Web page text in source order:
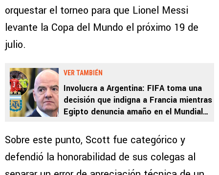
orquestar el torneo para que Lionel Messi
levante la Copa del Mundo el próximo 19 de
julio.
VER TAMBIÉN
Involucra a Argentina: FIFA toma una
decisión que indigna a Francia mientras
Egipto denuncia amaño en el Mundial
Sobre este punto, Scott fue categórico y
defendió la honorabilidad de sus colegas al